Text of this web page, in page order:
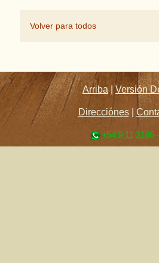
Volver para todos
Arriba |Versión
Direcciónes|
+54 9 11 3186